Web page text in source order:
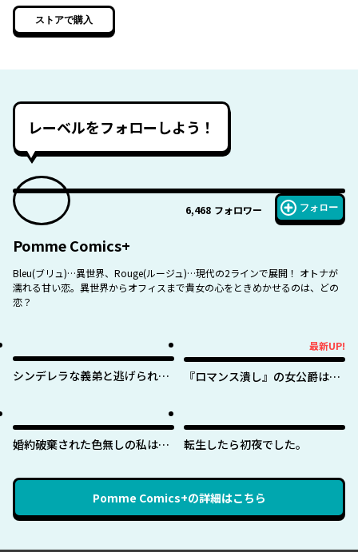
に離縁しますっ！
冷酷王は花嫁を逃が
さない
ストアで購入
レーベルをフォローしよう！
6,468 フォロワー フォロー
Pomme Comics+
Bleu(ブリュ)…異世界、Rouge(ルージュ)…現代の2ラインで展開！ オトナが
濡れる甘い恋。異世界からオフィスまで貴女の心をときめかせるのは、どの
恋？
シンデレラな義弟と逃げられな
最新UP!
『ロマンス潰し』の女公爵は第
婚約破棄された色無しの私は、
る
転生したら初夜でした。
Pomme Comics+の詳細はこちら